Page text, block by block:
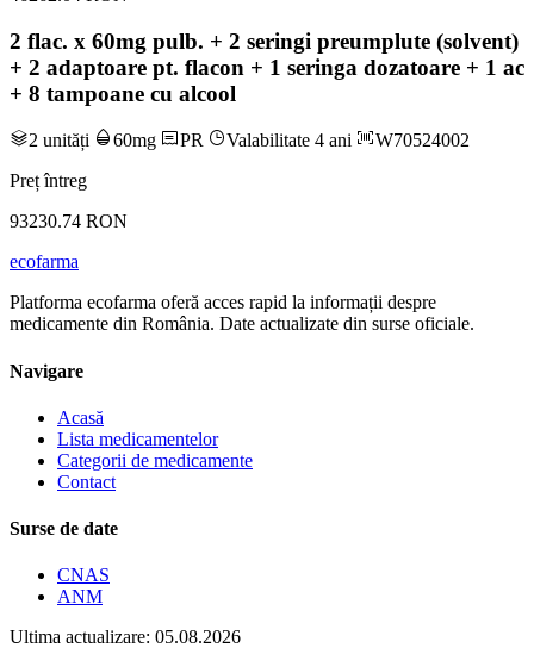
2 flac. x 60mg pulb. + 2 seringi preumplute (solvent)
+ 2 adaptoare pt. flacon + 1 seringa dozatoare + 1 ac
+ 8 tampoane cu alcool
2 unități 60mg PR Valabilitate 4 ani
W70524002
Preț întreg
93230.74 RON
ecofarma
Platforma ecofarma oferă acces rapid la informații despre
medicamente din România. Date actualizate din surse oficiale.
Navigare
Acasă
Lista medicamentelor
Categorii de medicamente
Contact
Surse de date
CNAS
ANM
Ultima actualizare: 05.08.2026